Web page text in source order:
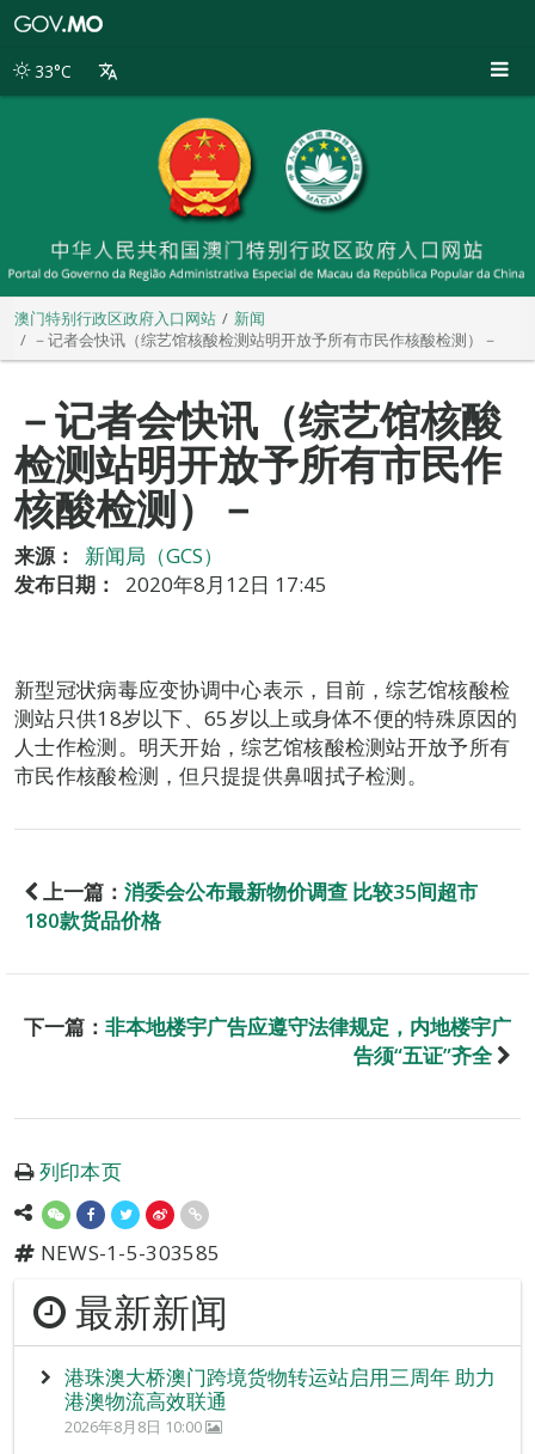
别
33°C
澳门特别行政区政府入口网站
新闻
－记者会快讯（综艺馆核酸检测站明开放予所有市民作核酸检测）－
－记者会快讯（综艺馆核酸
检测站明开放予所有市民作
核酸检测）－
来源：
新闻局（GCS）
发布日期：
2020年8月12日 17:45
新型冠状病毒应变协调中心表示，目前，综艺馆核酸检
测站只供18岁以下、65岁以上或身体不便的特殊原因的
人士作检测。明天开始，综艺馆核酸检测站开放予所有
市民作核酸检测，但只提提供鼻咽拭子检测。
上一篇： 消委会公布最新物价调查 比较35间超市
180款货品价格
下一篇： 非本地楼宇广告应遵守法律规定，内地楼宇广
告须“五证”齐全
列印本页
NEWS-1-5-303585
最新新闻
港珠澳大桥澳门跨境货物转运站启用三周年 助力
港澳物流高效联通
2026年8月8日 10:00